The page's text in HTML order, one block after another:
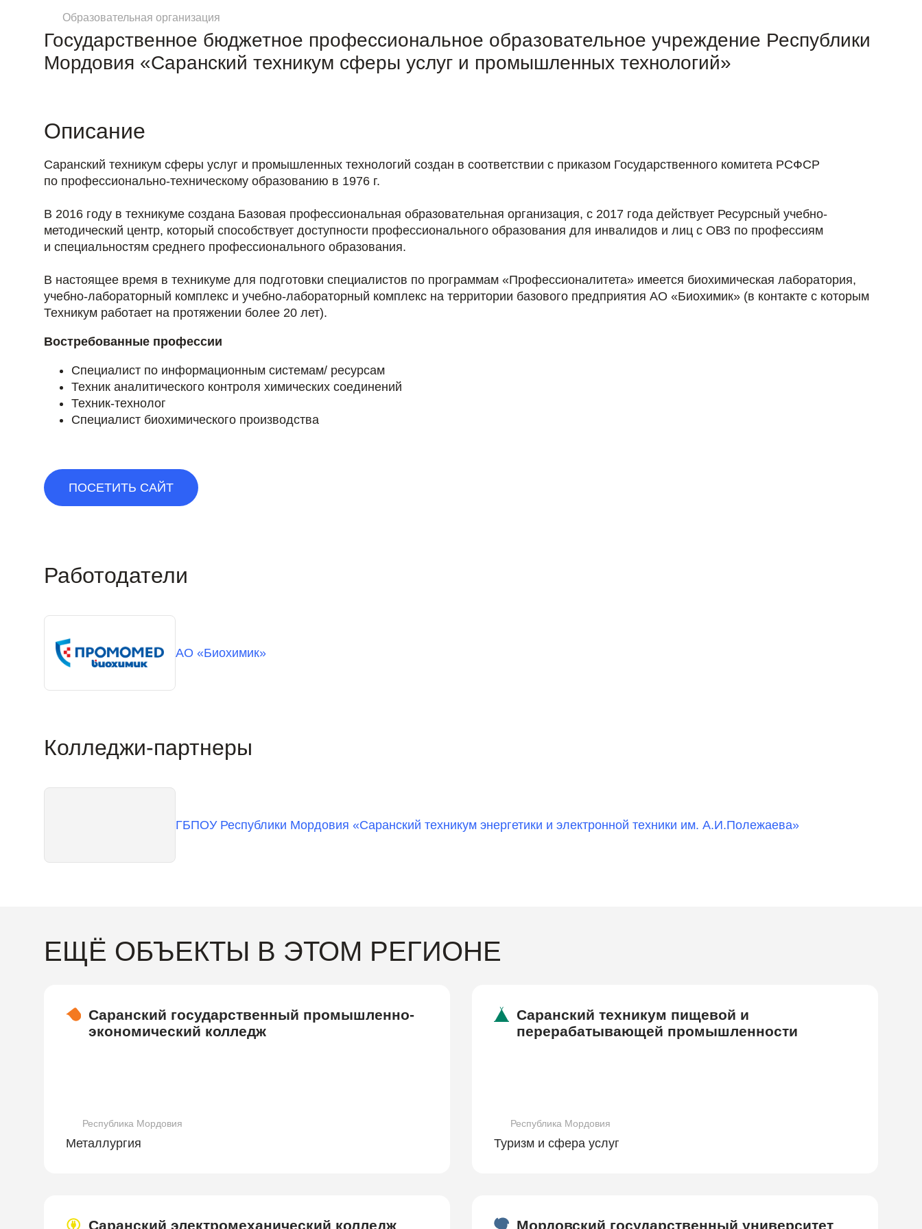
Образовательная организация
Государственное бюджетное профессиональное образовательное учреждение Республики
Мордовия «Саранский техникум сферы услуг и промышленных технологий»
Описание
Саранский техникум сферы услуг и промышленных технологий создан в соответствии с приказом Государственного комитета РСФСР
по профессионально-техническому образованию в 1976 г.
В 2016 году в техникуме создана Базовая профессиональная образовательная организация, с 2017 года действует Ресурсный учебно-
методический центр, который способствует доступности профессионального образования для инвалидов и лиц с ОВЗ по профессиям
и специальностям среднего профессионального образования.
В настоящее время в техникуме для подготовки специалистов по программам «Профессионалитета» имеется биохимическая лаборатория,
учебно-лабораторный комплекс и учебно-лабораторный комплекс на территории базового предприятия АО «Биохимик» (в контакте с которым
Техникум работает на протяжении более 20 лет).
Востребованные профессии
Специалист по информационным системам/ ресурсам
Техник аналитического контроля химических соединений
Техник-технолог
Специалист биохимического производства
ПОСЕТИТЬ САЙТ
Работодатели
АО «Биохимик»
Колледжи-партнеры
ГБПОУ Республики Мордовия «Саранский техникум энергетики и электронной техники им. А.И.Полежаева»
ЕЩЁ ОБЪЕКТЫ В ЭТОМ РЕГИОНЕ
Саранский государственный промышленно-
экономический колледж
Республика Мордовия
Металлургия
Саранский техникум пищевой и
перерабатывающей промышленности
Республика Мордовия
Туризм и сфера услуг
Саранский электромеханический колледж Мордовский государственный университет